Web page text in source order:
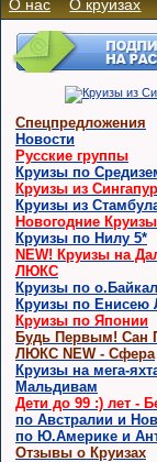
О нас О круизах
Спецпредложения
Новости
Русские группы
Круизы по
Круизы из
Круизы из
Новогодние
Круизы по Нилу 5*
NEW! Круизы на
ЛЮКС
Круизы по о.Байкал
Круизы по
Круизы по Японии
Будь Первым! Сан
ЛЮКС NEW - Сфера
Круизы на мега-
Мальдивам
Дети до 99 :) лет -
по Австралии и
по Ю.Америке и
Отзывы о Круизах